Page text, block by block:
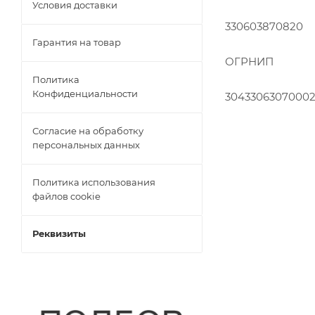
330603870820
ОГРНИП
Условия доставки
Гарантия на товар
Политика
Конфиденциальности
Согласие на обработку
персональных данных
Политика использования
файлов cookie
Реквизиты